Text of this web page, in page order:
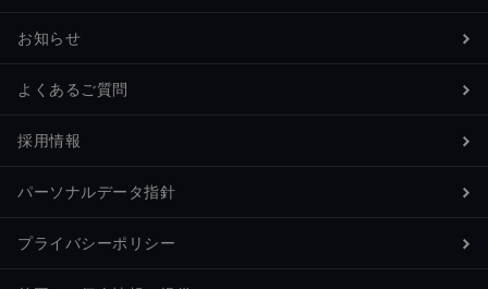
お知らせ
よくあるご質問
採用情報
パーソナルデータ指針
プライバシーポリシー